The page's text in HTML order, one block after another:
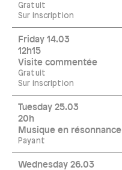
Gratuit
Sur inscription
Friday 14.03
12h15
Visite commentée
Gratuit
Sur inscription
Tuesday 25.03
20h
Musique en résonnance
Payant
Wednesday 26.03